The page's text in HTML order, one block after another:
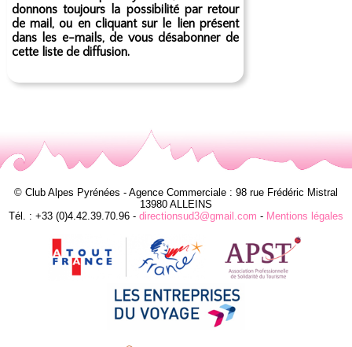
donnons toujours la possibilité par retour
de mail, ou en cliquant sur le lien présent
dans les e-mails, de vous désabonner de
cette liste de diffusion.
© Club Alpes Pyrénées - Agence Commerciale : 98 rue Frédéric Mistral
13980 ALLEINS
Tél. : +33 (0)4.42.39.70.96 - directionsud3@gmail.com - Mentions légales